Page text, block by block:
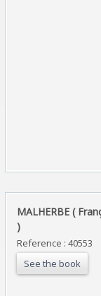
‎MALHERBE (
) ‎
Reference : 40553
See the book